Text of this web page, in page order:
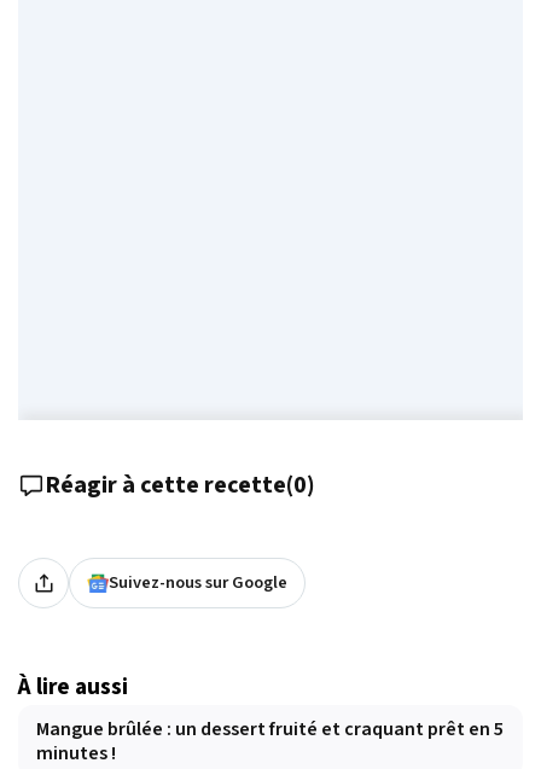
Réagir à cette recette(0)
Suivez-nous sur Google
À lire aussi
Mangue brûlée : un dessert fruité et craquant prêt en 5
minutes !